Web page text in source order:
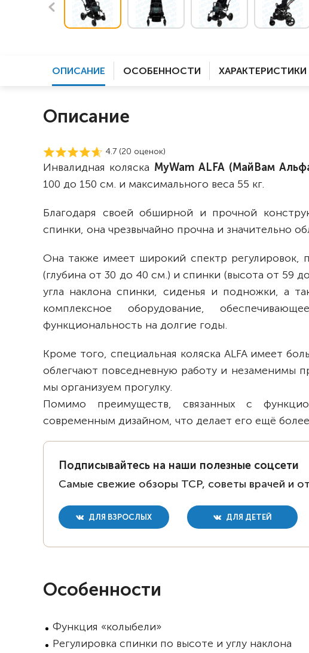
ОПИСАНИЕ ОСОБЕННОСТИ ХАРАКТЕРИСТИКИ
Описание
4.7 (20 оценок)
Инвалидная коляска MyWam ALFA (МайВам
100 до 150 см. и максимального веса 55 кг.
Благодаря своей обширной и прочной
спинки, она чрезвычайно прочна и значительно
Она также имеет широкий спектр регулировок,
(глубина от 30 до 40 см.) и спинки (высота от 59
угла наклона спинки, сиденья и подножки, а
комплексное оборудование,
функциональность на долгие годы.
Кроме того, специальная коляска ALFA имеет
облегчают повседневную работу и незаменимы
мы организуем прогулку.
Помимо преимуществ, связанных с
современным дизайном, что делает его ещё
Подписывайтесь на наши полезные соцсети
Самые свежие обзоры ТСР, советы врачей и
ДЛЯ ВЗРОСЛЫХ ДЛЯ ДЕТЕЙ
Особенности
Функция «колыбели»
Регулировка спинки по высоте и углу наклона